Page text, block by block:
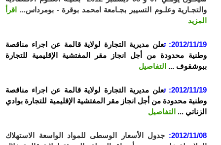
والتجـارية وعلـوم التسيير بجـامعة امحمد بوقرة - بومرداس...
اقرأ
المزيد
2012/11/19: تعلن مديرية التجارة لولاية قالمة عن اجر اء مناقصة
وطنية محدودة من أجل انجاز مقر المفتشية الإقليمية للتجارة
ببوشقوف ... التفاصيل
2012/11/19: تعلن مديرية التجارة لولاية قالمة عن اجر اء مناقصة
وطنية محدودة من أجل انجاز مقر المفتشية الإقليمية للتجارة بوادي
الزناتي ... التفاصيل
2012/11/08:
جدول الأسعار الوسطى للمواد الواسعة الاستهلاك